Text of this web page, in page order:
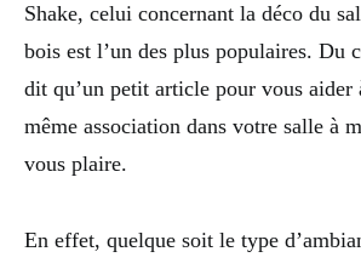
Shake, celui concernant la déco du
bois est l’un des plus populaires. Du
dit qu’un petit article pour vous aider
même association dans votre salle à
vous plaire.
En effet, quelque soit le type